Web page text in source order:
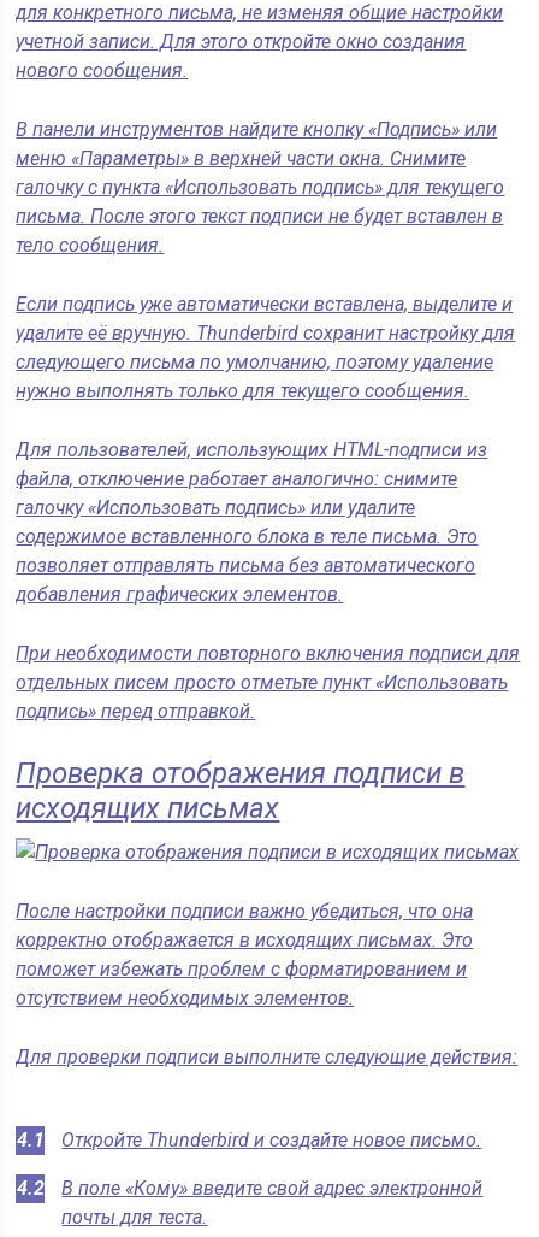
для конкретного письма, не изменяя общие настройки
учетной записи. Для этого откройте окно создания
нового сообщения.
В панели инструментов найдите кнопку «Подпись» или
меню «Параметры» в верхней части окна. Снимите
галочку с пункта «Использовать подпись» для текущего
письма. После этого текст подписи не будет вставлен в
тело сообщения.
Если подпись уже автоматически вставлена, выделите и
удалите её вручную. Thunderbird сохранит настройку для
следующего письма по умолчанию, поэтому удаление
нужно выполнять только для текущего сообщения.
Для пользователей, использующих HTML-подписи из
файла, отключение работает аналогично: снимите
галочку «Использовать подпись» или удалите
содержимое вставленного блока в теле письма. Это
позволяет отправлять письма без автоматического
добавления графических элементов.
При необходимости повторного включения подписи для
отдельных писем просто отметьте пункт «Использовать
подпись» перед отправкой.
Проверка отображения подписи в
исходящих письмах
После настройки подписи важно убедиться, что она
корректно отображается в исходящих письмах. Это
поможет избежать проблем с форматированием и
отсутствием необходимых элементов.
Для проверки подписи выполните следующие действия:
Откройте Thunderbird и создайте новое письмо.
В поле «Кому» введите свой адрес электронной
почты для теста.